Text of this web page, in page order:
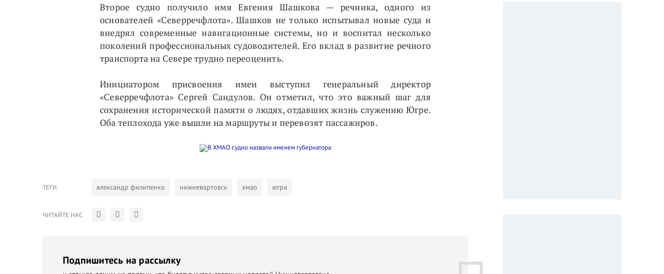
Второе судно получило имя Евгения Шашкова — речника, одного из
основателей «Северречфлота». Шашков не только испытывал новые суда и
внедрял современные навигационные системы, но и воспитал несколько
поколений профессиональных судоводителей. Его вклад в развитие речного
транспорта на Севере трудно переоценить.
Инициатором присвоения имен выступил генеральный директор
«Северречфлота» Сергей Сандулов. Он отметил, что это важный шаг для
сохранения исторической памяти о людях, отдавших жизнь служению Югре.
Оба теплохода уже вышли на маршруты и перевозят пассажиров.
ТЕГИ александр филипенко нижневартовск хмао югра
ЧИТАЙТЕ НАС
Подпишитесь на рассылку